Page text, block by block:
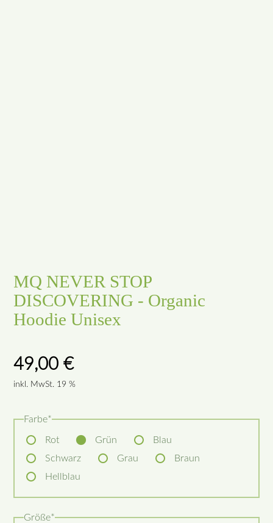
MQ NEVER STOP
DISCOVERING - Organic
Hoodie Unisex
49,00€
inkl. MwSt. 19 %
Pflichtfeld
Farbe*
Rot Grün
Blau
Schwarz
Grau
Braun
Hellblau
Pflichtfeld
Größe*